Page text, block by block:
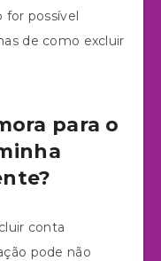
for possível
de como excluir
para o
conta
pode não